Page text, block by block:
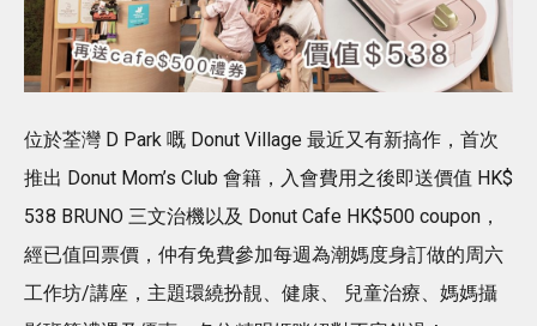
位於荃灣 D Park 嘅 Donut Village 最近又有新搞作，首次
推出 Donut Mom’s Club 會籍，入會費用之後即送價值 HK$
538 BRUNO 三文治機以及 Donut Cafe HK$500 coupon，
經已值回票價，仲有免費參加每週為潮媽度身訂做的周六
工作坊/講座，主題環繞扮靚、健康、 兒童治療、媽媽攝